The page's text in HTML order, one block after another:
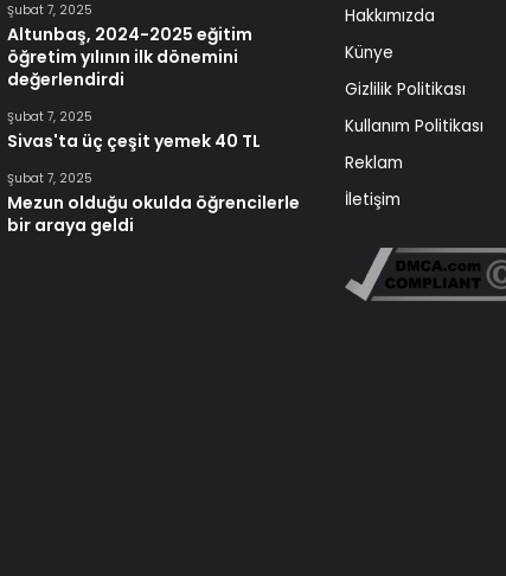
Şubat 7, 2025
Altunbaş, 2024-2025 eğitim
öğretim yılının ilk dönemini
değerlendirdi
Şubat 7, 2025
Sivas'ta üç çeşit yemek 40 TL
Şubat 7, 2025
Mezun olduğu okulda öğrencilerle
bir araya geldi
Hakkımızda
Künye
Gizlilik Politikası
Kullanım Politikası
Reklam
İletişim